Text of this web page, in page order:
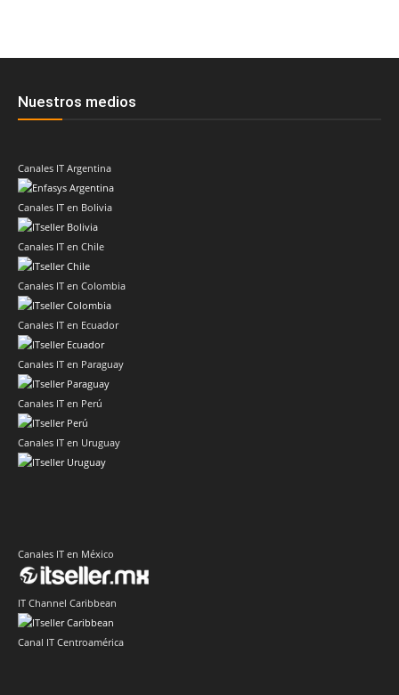
Nuestros medios
Canales IT Argentina
Canales IT en Bolivia
Canales IT en Chile
Canales IT en Colombia
Canales IT en Ecuador
Canales IT en Paraguay
Canales IT en Perú
Canales IT en Uruguay
Canales IT en México
IT Channel Caribbean
Canal IT Centroamérica